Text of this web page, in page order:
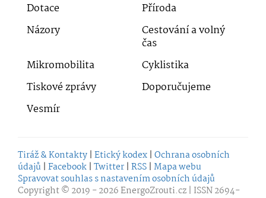
Dotace
Příroda
Názory
Cestování a volný
čas
Mikromobilita
Cyklistika
Tiskové zprávy
Doporučujeme
Vesmír
Tiráž & Kontakty | Etický kodex | Ochrana osobních
údajů | Facebook | Twitter | RSS | Mapa webu
Spravovat souhlas s nastavením osobních údajů
Copyright © 2019 - 2026EnergoZrouti.cz | ISSN 2694-